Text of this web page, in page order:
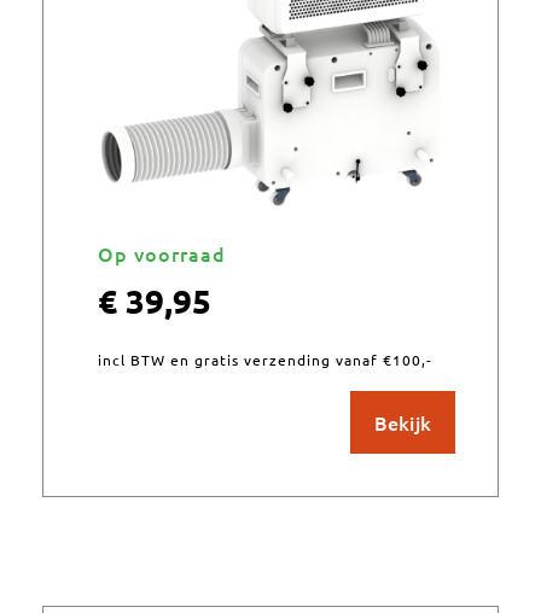
Op voorraad
€ 39,95
incl BTW en gratis verzending vanaf €100,-
Bekijk